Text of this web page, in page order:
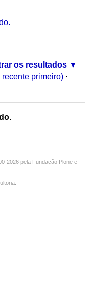
os resultados
primeiro) ·
2026 pela Fundação Plone e